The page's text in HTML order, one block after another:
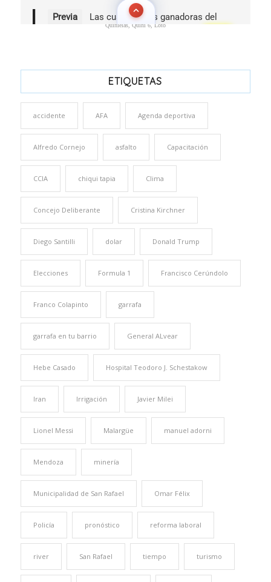
Quinielas, Quini 6, Loto
ETIQUETAS
accidente AFA Agenda deportiva
Alfredo Cornejo asfalto Capacitación
CCIA chiqui tapia Clima
Concejo Deliberante Cristina Kirchner
Diego Santilli dolar Donald Trump
Elecciones Formula 1 Francisco Cerúndolo
Franco Colapinto garrafa
garrafa en tu barrio General ALvear
Hebe Casado Hospital Teodoro J. Schestakow
Iran Irrigación Javier Milei
Lionel Messi Malargüe manuel adorni
Mendoza minería
Municipalidad de San Rafael Omar Félix
Policía pronóstico reforma laboral
river San Rafael tiempo turismo